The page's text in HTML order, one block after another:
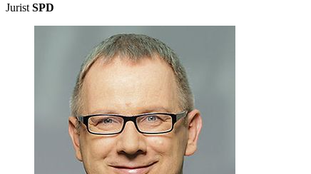
Jurist SPD